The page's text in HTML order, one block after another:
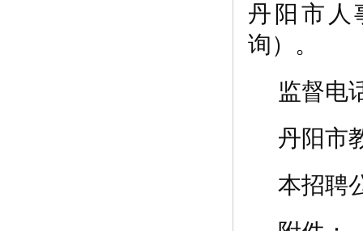
丹阳市人
询）。
监督电
丹阳市
本招聘